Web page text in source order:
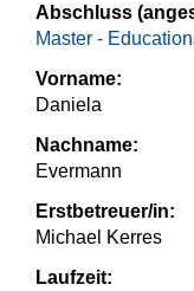
Abschluss
Master -
Vorname:
Daniela
Nachname:
Evermann
Erstbetreuer/in:
Michael Kerres
Laufzeit: